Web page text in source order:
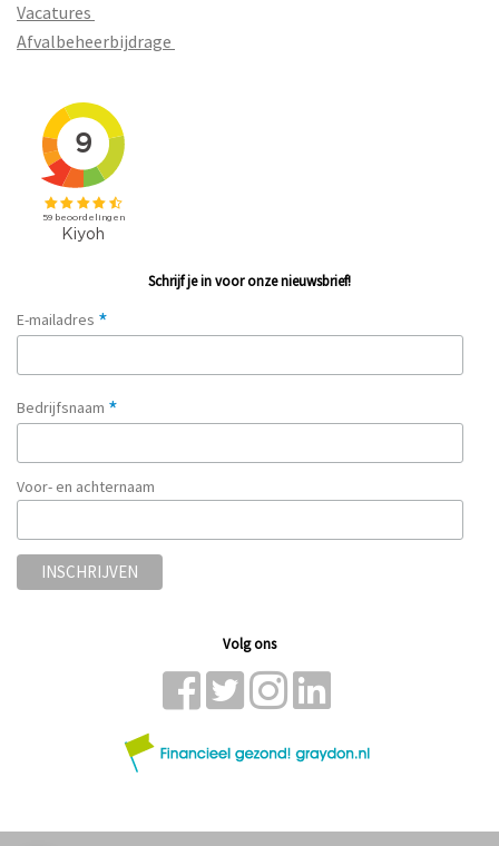
Vacatures
Afvalbeheerbijdrage
Schrijf je in voor onze nieuwsbrief!
E-mailadres *
Bedrijfsnaam *
Voor- en achternaam
Volg ons